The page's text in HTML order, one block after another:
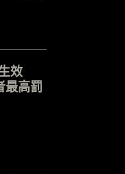
效
高罰